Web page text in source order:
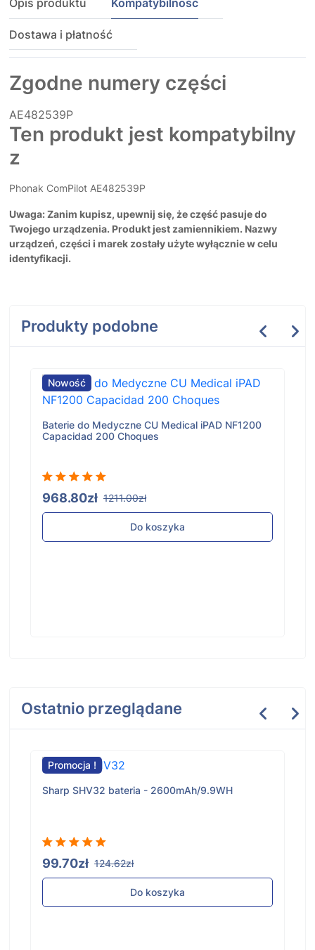
Opis produktu Kompatybilność
Dostawa i płatność
Zgodne numery części
AE482539P
Ten produkt jest kompatybilny
z
Phonak ComPilot AE482539P
Uwaga: Zanim kupisz, upewnij się, że część pasuje do
Twojego urządzenia. Produkt jest zamiennikiem. Nazwy
urządzeń, części i marek zostały użyte wyłącznie w celu
identyfikacji.
Produkty podobne
Nowość
Baterie do Medyczne CU Medical iPAD NF1200
Capacidad 200 Choques
968.80zł 1211.00zł
Do koszyka
Ostatnio przeglądane
Promocja !
Sharp SHV32 bateria - 2600mAh/9.9WH
99.70zł 124.62zł
Do koszyka